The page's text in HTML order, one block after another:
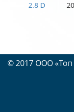
2.8 D
© 2017 OOO